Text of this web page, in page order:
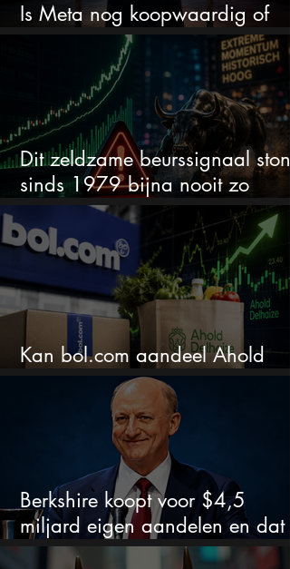
Is Meta nog koopwaardig of
wordt het tijd om te verkopen?
Dit zeldzame beurssignaal stond
sinds 1979 bijna nooit zo
extreem
Kan bol.com aandeel Ahold
nieuw leven inblazen?
Berkshire koopt voor $4,5
miljard eigen aandelen en dat
zegt veel over de waardering